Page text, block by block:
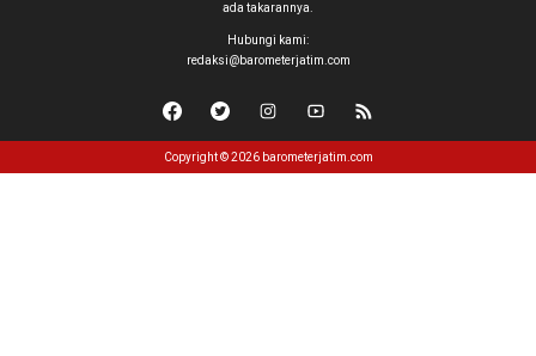
ada takarannya.
Hubungi kami:
redaksi@barometerjatim.com
Copyright © 2026 barometerjatim.com